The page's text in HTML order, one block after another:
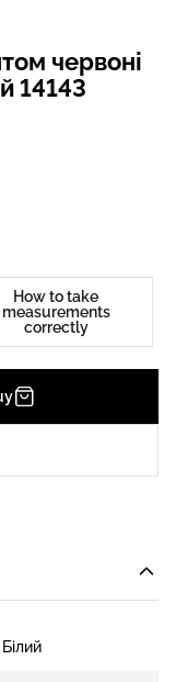
червоні
14143
How to take
measurements
correctly
Білий